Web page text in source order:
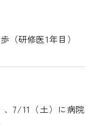
（研修医1年目）
、7/11（土）に病院